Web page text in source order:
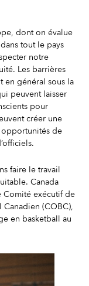
dont on évalue
tout le pays
notre
Les barrières
en général sous la
peuvent laisser
pour
créer une
de
faire le travail
Canada
Comité exécutif de
(COBC),
en basketball au